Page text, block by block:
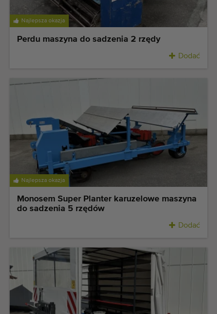
Najlepsza okazja
Perdu maszyna do sadzenia 2 rzędy
Dodać
Najlepsza okazja
Monosem Super Planter karuzelowe maszyna
do sadzenia 5 rzędów
Dodać